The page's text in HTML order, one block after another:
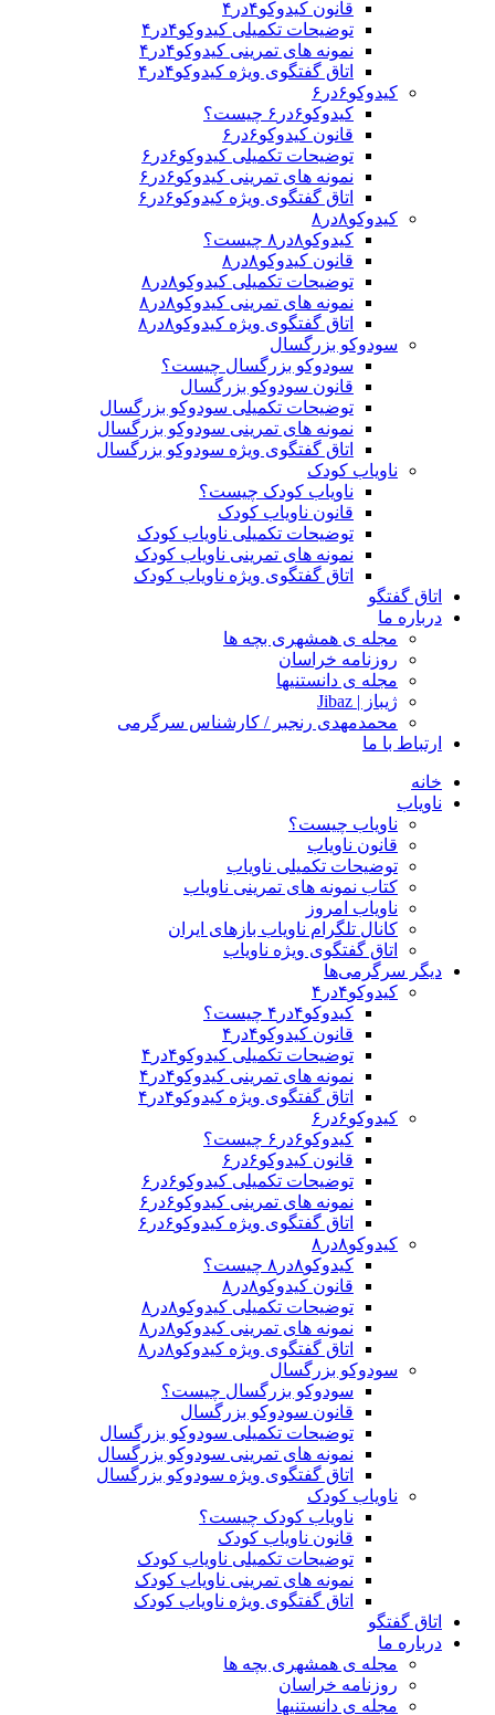
قانون کیدوکو۴در۴
توضیحات تکمیلی کیدوکو۴در۴
نمونه های تمرینی کیدوکو۴در۴
اتاق گفتگوی ویژه کیدوکو۴در۴
کیدوکو۶در۶
کیدوکو۶در۶ چیست؟
قانون کیدوکو۶در۶
توضیحات تکمیلی کیدوکو۶در۶
نمونه های تمرینی کیدوکو۶در۶
اتاق گفتگوی ویژه کیدوکو۶در۶
کیدوکو۸در۸
کیدوکو۸در۸ چیست؟
قانون کیدوکو۸در۸
توضیحات تکمیلی کیدوکو۸در۸
نمونه های تمرینی کیدوکو۸در۸
اتاق گفتگوی ویژه کیدوکو۸در۸
سودوکو بزرگسال
سودوکو بزرگسال چیست؟
قانون سودوکو بزرگسال
توضیحات تکمیلی سودوکو بزرگسال
نمونه های تمرینی سودوکو بزرگسال
اتاق گفتگوی ویژه سودوکو بزرگسال
ناویاب کودک
ناویاب کودک چیست؟
قانون ناویاب کودک
توضیحات تکمیلی ناویاب کودک
نمونه های تمرینی ناویاب کودک
اتاق گفتگوی ویژه ناویاب کودک
اتاق گفتگو
درباره ما
مجله ی همشهری بچه ها
روزنامه خراسان
مجله ی دانستنیها
ژیباز | Jibaz
محمدمهدی رنجبر / کارشناس سرگرمی
ارتباط با ما
خانه
ناویاب
ناویاب چیست؟
قانون ناویاب
توضیحات تکمیلی ناویاب
کتاب نمونه های تمرینی ناویاب
ناویاب امروز
کانال تلگرام ناویاب بازهای ایران
اتاق گفتگوی ویژه ناویاب
دیگر سرگرمی‌ها
کیدوکو۴در۴
کیدوکو۴در۴ چیست؟
قانون کیدوکو۴در۴
توضیحات تکمیلی کیدوکو۴در۴
نمونه های تمرینی کیدوکو۴در۴
اتاق گفتگوی ویژه کیدوکو۴در۴
کیدوکو۶در۶
کیدوکو۶در۶ چیست؟
قانون کیدوکو۶در۶
توضیحات تکمیلی کیدوکو۶در۶
نمونه های تمرینی کیدوکو۶در۶
اتاق گفتگوی ویژه کیدوکو۶در۶
کیدوکو۸در۸
کیدوکو۸در۸ چیست؟
قانون کیدوکو۸در۸
توضیحات تکمیلی کیدوکو۸در۸
نمونه های تمرینی کیدوکو۸در۸
اتاق گفتگوی ویژه کیدوکو۸در۸
سودوکو بزرگسال
سودوکو بزرگسال چیست؟
قانون سودوکو بزرگسال
توضیحات تکمیلی سودوکو بزرگسال
نمونه های تمرینی سودوکو بزرگسال
اتاق گفتگوی ویژه سودوکو بزرگسال
ناویاب کودک
ناویاب کودک چیست؟
قانون ناویاب کودک
توضیحات تکمیلی ناویاب کودک
نمونه های تمرینی ناویاب کودک
اتاق گفتگوی ویژه ناویاب کودک
اتاق گفتگو
درباره ما
مجله ی همشهری بچه ها
روزنامه خراسان
مجله ی دانستنیها